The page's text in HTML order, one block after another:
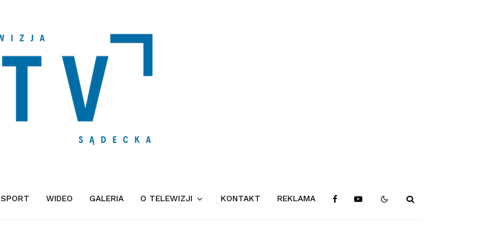
SPORT WIDEO GALERIA O TELEWIZJI KONTAKT REKLAMA